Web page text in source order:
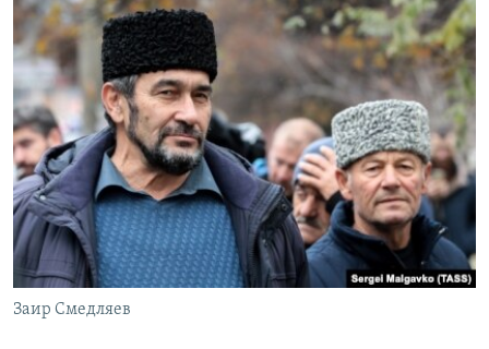
Заир Смедляев